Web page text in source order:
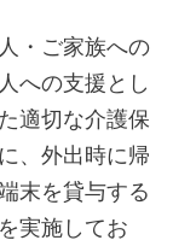
・ご家族への
への支援とし
適切な介護保
、外出時に帰
末を貸与する
実施してお